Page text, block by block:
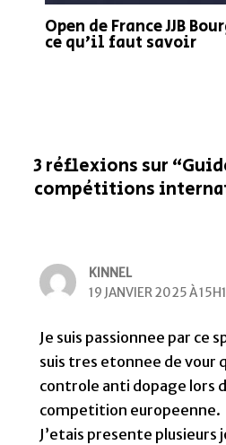
Open de France JJB
ce qu’il faut savoir
3 réflexions sur
compétitions
KINNEL
19 JANVIER 2025 À
Je suis passionnee par ce
suis tres etonnee de vour
controle anti dopage lors
competition europeenne.
J’etais presente plusieurs